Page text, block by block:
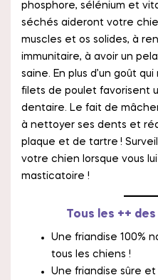
phosphore, sélénium et
séchés aideront votre
muscles et os solides, à
immunitaire, à avoir un
saine. En plus d’un goût
filets de poulet favorisent
dentaire. Le fait de
à nettoyer ses dents et
plaque et de tartre !
votre chien lorsque vous
masticatoire !
Tous les ++
Une friandise 100%
tous les chiens !
Une friandise sûre